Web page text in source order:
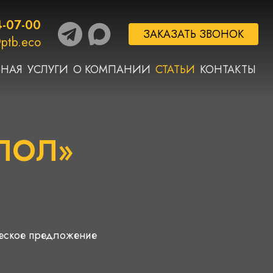
07-00
ЗАКАЗАТЬ ЗВОНОК
УСЛУГИ О КОМПАНИИ СТАТЬИ КОНТАКТЫ
предложение